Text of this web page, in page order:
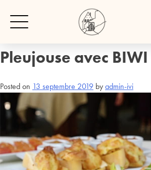
Le brunch au
Pleujouse avec BIWI
Posted on 13 septembre 2019 by admin-ivi